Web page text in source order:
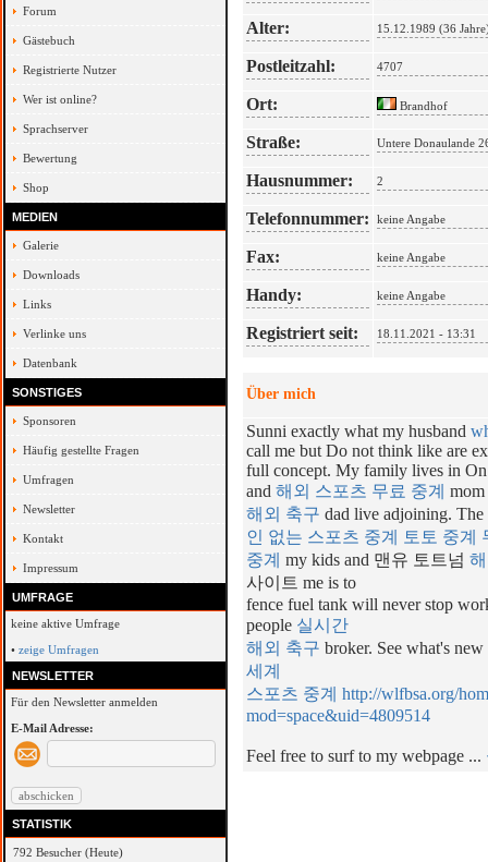
Forum
Gästebuch
Registrierte Nutzer
Wer ist online?
Sprachserver
Bewertung
Shop
MEDIEN
Galerie
Downloads
Links
Verlinke uns
Datenbank
SONSTIGES
Sponsoren
Häufig gestellte Fragen
Umfragen
Newsletter
Kontakt
Impressum
UMFRAGE
keine aktive Umfrage
• zeige Umfragen
NEWSLETTER
Für den Newsletter anmelden
E-Mail Adresse:
STATISTIK
792 Besucher (Heute)
Alter: 15.12.1989 (36
Postleitzahl: 4707
Ort: Brandhof
Straße: Untere Donaulande
Hausnummer: 2
Telefonnummer: keine Angabe
Fax: keine Angabe
Handy: keine Angabe
Registriert seit: 18.11.2021 - 13:31
Über mich
Sunni exactly what my husband
call me but Do not think like are
full concept. My family lives in On
and 해외 스포츠 무료 중계
해외 축구 dad live adjoining.
인 없는 스포츠 중계
토토 중계
중계 my kids and 맨유 토트넘
사이트 me is to
fence fuel tank will never stop
people 실시간
해외 축구 broker. See what's
세계
스포츠 중계 http://wlfbsa.org/
mod=space&uid=4809514
Feel free to surf to my webpage ...